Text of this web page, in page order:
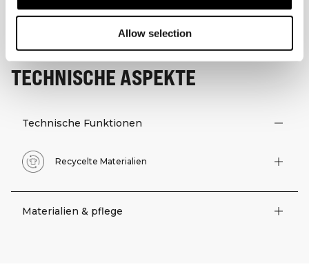
Allow selection
TECHNISCHE ASPEKTE
Technische Funktionen
Recycelte Materialien
Materialien & pflege